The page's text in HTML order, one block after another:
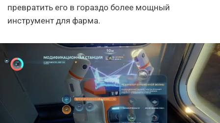
превратить его в гораздо более мощный
инструмент для фарма.